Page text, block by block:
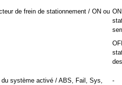
de frein de stationnement / ON ou
système activé / ABS, Fail, Sys,
-